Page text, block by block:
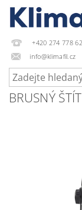
+420 274 778
info@klimafil.cz
BRUSNÝ